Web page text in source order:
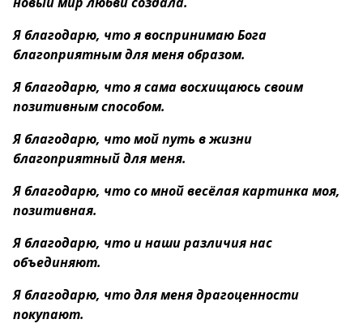
Я благодарю, что я воспринимаю Бога
благоприятным для меня образом.
Я благодарю, что я сама восхищаюсь своим
позитивным способом.
Я благодарю, что мой путь в жизни
благоприятный для меня.
Я благодарю, что со мной весёлая картинка моя,
позитивная.
Я благодарю, что и наши различия нас
объединяют.
Я благодарю, что для меня драгоценности
покупают.